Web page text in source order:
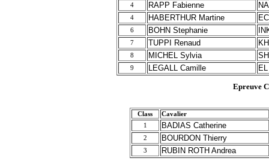
4 RAPP Fabienne
4 HABERTHUR Martine
6 BOHN Stephanie
7 TUPPI Renaud
8 MICHEL Sylvia
9 LEGALL Camille
Epreuve
Class
Cavalier
1
BADIAS Catherine
2 BOURDON Thierry
3 RUBIN ROTH Andrea